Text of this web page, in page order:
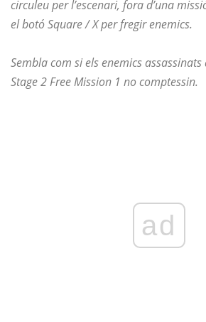
circuleu per l’escenari, fora d’una
el botó Square / X per fregir enemics.
Sembla com si els enemics
Stage 2 Free Mission 1 no comptessin.
ad